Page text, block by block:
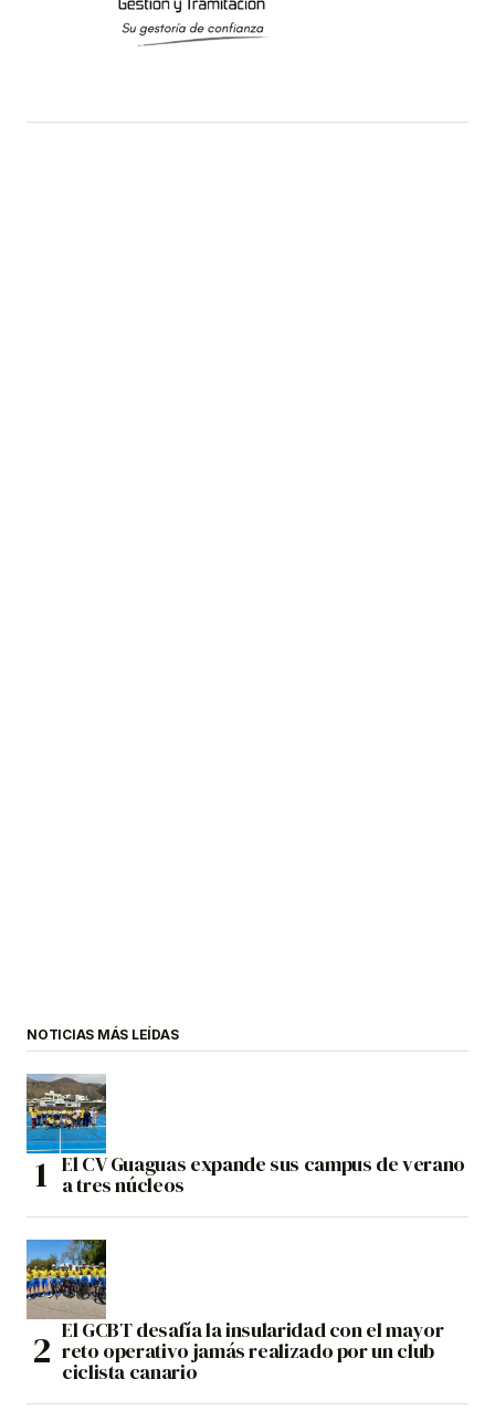
NOTICIAS MÁS LEÍDAS
El CV Guaguas expande sus campus de verano
a tres núcleos
El GCBT desafía la insularidad con el mayor
reto operativo jamás realizado por un club
ciclista canario